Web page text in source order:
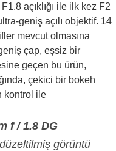
açıklığı ile ilk kez F2
geniş açılı objektif. 14
mevcut olmasına
çap, eşsiz bir
geçen bu ürün,
çekici bir bokeh
kontrol ile
f / 1.8 DG
görüntü